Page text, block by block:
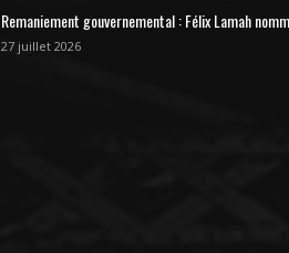
Remaniement gouvernemental : Félix Lamah
27 juillet 2026